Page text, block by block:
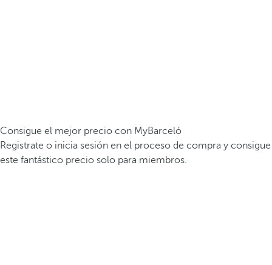
Consigue el mejor precio con MyBarceló
Registrate o inicia sesión en el proceso de compra y consigue
este fantástico precio solo para miembros.